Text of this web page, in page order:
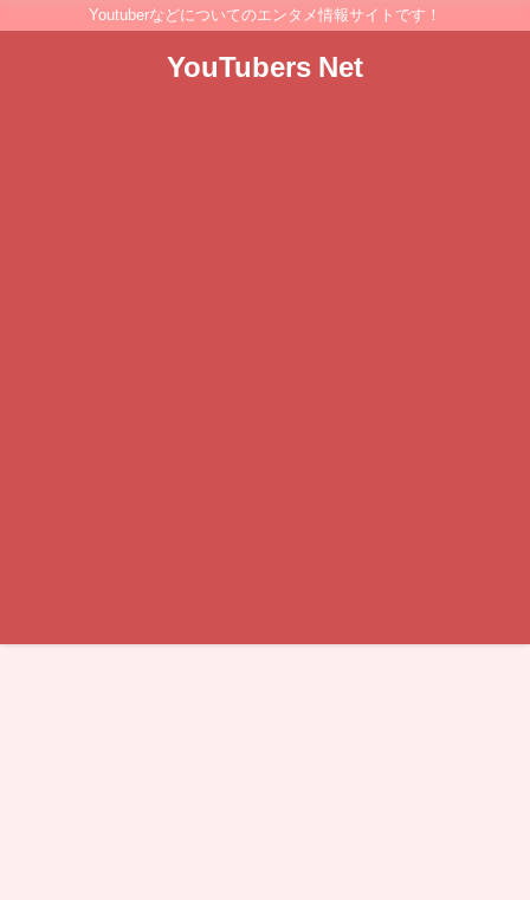
Youtuberなどについてのエンタメ情報サイトです！
YouTubers Net